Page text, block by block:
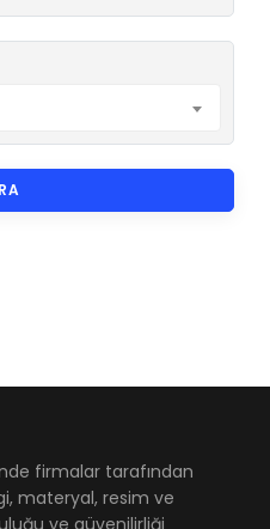
firmalar tarafından
materyal, resim ve
ve güvenilirliği